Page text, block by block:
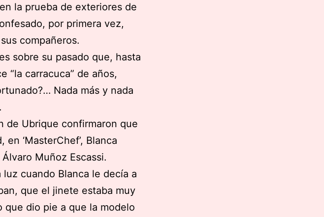
la prueba de exteriores de
por primera vez,
compañeros.
sobre su pasado que, hasta
“la carracuca” de años,
Nada más y nada
de Ubrique confirmaron que
‘MasterChef’, Blanca
Muñoz Escassi.
luz cuando Blanca le decía a
que el jinete estaba muy
que dio pie a que la modelo